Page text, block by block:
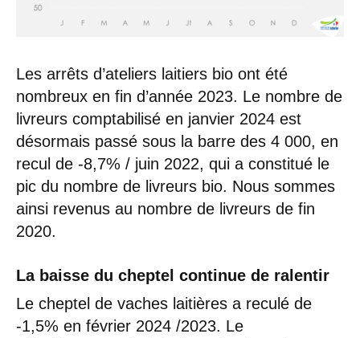
Les arrêts d’ateliers laitiers bio ont été
nombreux en fin d’année 2023. Le nombre de
livreurs comptabilisé en janvier 2024 est
désormais passé sous la barre des 4 000, en
recul de -8,7% / juin 2022, qui a constitué le
pic du nombre de livreurs bio. Nous sommes
ainsi revenus au nombre de livreurs de fin
2020.
La baisse du cheptel continue de ralentir
Le cheptel de vaches laitières a reculé de
-1,5% en février 2024 /2023. Le